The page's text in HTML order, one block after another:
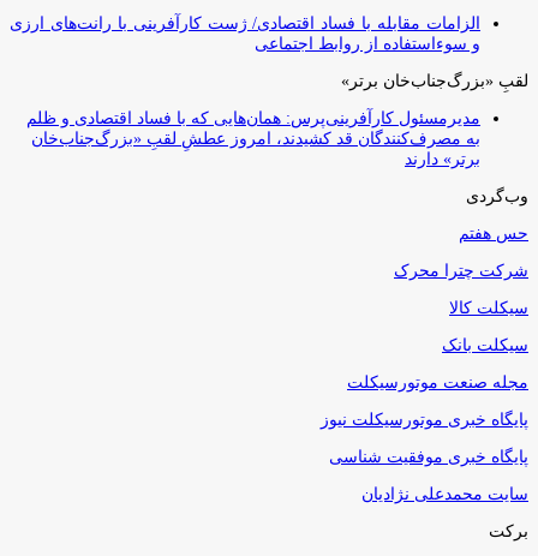
الزامات مقابله با فساد اقتصادی/ ژست کارآفرینی با رانت‌های ارزی
و سوءاستفاده از روابط اجتماعی
لقبِ «بزرگ‌جناب‌خان برتر»
مدیرمسئول کارآفرینی‌پرس: همان‌هایی که با فساد اقتصادی و ظلم
به مصرف‌کنندگان قد کشیدند، امروز عطشِ لقبِ «بزرگ‌جناب‌خان
برتر» دارند
وب‌گردی
حس هفتم
شرکت چترا محرک
سیکلت کالا
سیکلت بانک
مجله صنعت موتورسیکلت
پایگاه خبری موتورسیکلت نیوز
پایگاه خبری موفقیت شناسی
سایت محمدعلی نژادیان
برکت